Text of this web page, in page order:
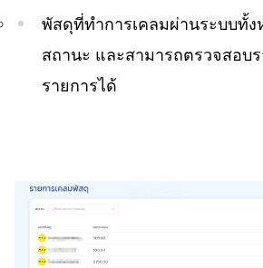
พัสดุที่ทำการเคลมผ่านระบบทั้
สถานะ และสามารถตรวจสอบ
รายการได้